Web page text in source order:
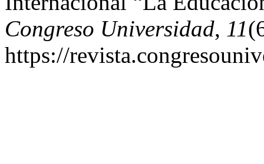
Congreso Universidad, 11
https://